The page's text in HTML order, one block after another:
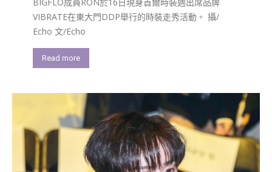
VIBRATE在東大門DDP舉行的時裝走秀活動。 攝/
Echo 文/Echo
Read more